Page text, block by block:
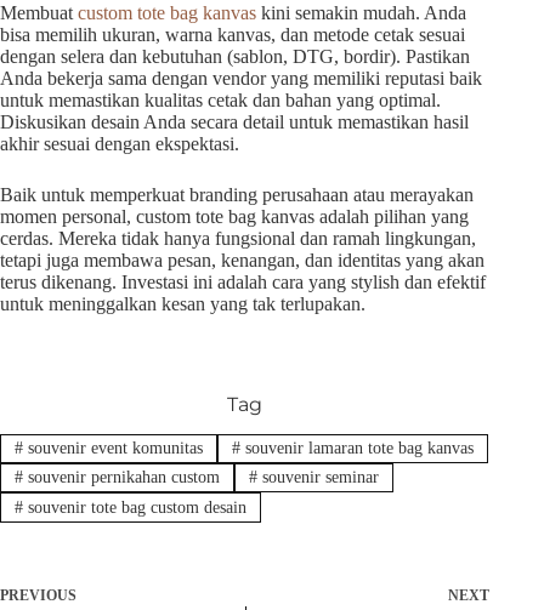
Membuat custom tote bag kanvas kini semakin mudah. Anda
bisa memilih ukuran, warna kanvas, dan metode cetak sesuai
dengan selera dan kebutuhan (sablon, DTG, bordir). Pastikan
Anda bekerja sama dengan vendor yang memiliki reputasi baik
untuk memastikan kualitas cetak dan bahan yang optimal.
Diskusikan desain Anda secara detail untuk memastikan hasil
akhir sesuai dengan ekspektasi.
Baik untuk memperkuat branding perusahaan atau merayakan
momen personal, custom tote bag kanvas adalah pilihan yang
cerdas. Mereka tidak hanya fungsional dan ramah lingkungan,
tetapi juga membawa pesan, kenangan, dan identitas yang akan
terus dikenang. Investasi ini adalah cara yang stylish dan efektif
untuk meninggalkan kesan yang tak terlupakan.
Tag
#souvenir event komunitas #souvenir lamaran tote bag kanvas
#souvenir pernikahan custom #souvenir seminar
#souvenir tote bag custom desain
PREVIOUS NEXT